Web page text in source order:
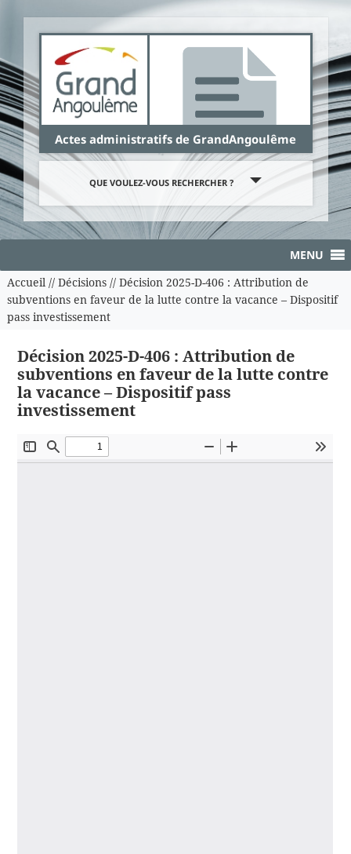
Actes administratifs de GrandAngoulême
QUE VOULEZ-VOUS RECHERCHER ?
MENU
Accueil// Décisions// Décision 2025-D-406 : Attribution de
subventions en faveur de la lutte contre la vacance – Dispositif
pass investissement
Décision 2025-D-406 : Attribution de
subventions en faveur de la lutte contre
la vacance – Dispositif pass
investissement
Panneau de gestion des cookies